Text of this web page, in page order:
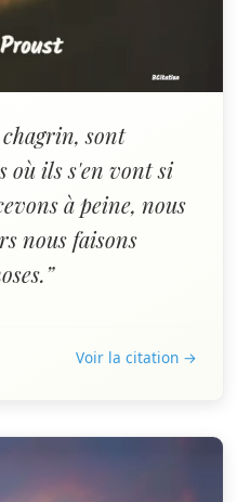
sont
où ils s'en vont si
à peine, nous
nous faisons
Voir la citation →